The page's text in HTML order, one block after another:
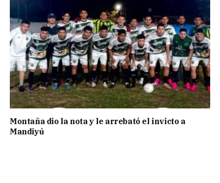
Montaña dio la nota y le arrebató el invicto a
Mandiyú